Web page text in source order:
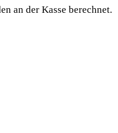
an der Kasse berechnet.